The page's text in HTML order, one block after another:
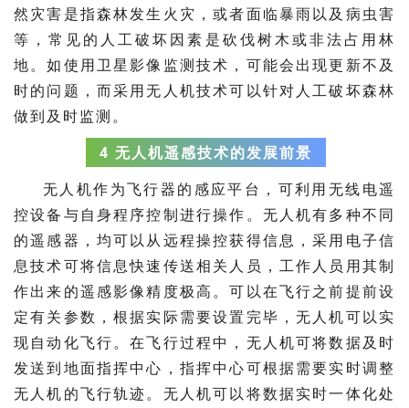
然灾害是指森林发生火灾，或者面临暴雨以及病虫害
等，常见的人工破坏因素是砍伐树木或非法占用林
地。如使用卫星影像监测技术，可能会出现更新不及
时的问题，而采用无人机技术可以针对人工破坏森林
做到及时监测。
4 无人机遥感技术的发展前景
无人机作为飞行器的感应平台，可利用无线电遥
控设备与自身程序控制进行操作。无人机有多种不同
的遥感器，均可以从远程操控获得信息，采用电子信
息技术可将信息快速传送相关人员，工作人员用其制
作出来的遥感影像精度极高。可以在飞行之前提前设
定有关参数，根据实际需要设置完毕，无人机可以实
现自动化飞行。在飞行过程中，无人机可将数据及时
发送到地面指挥中心，指挥中心可根据需要实时调整
无人机的飞行轨迹。无人机可以将数据实时一体化处